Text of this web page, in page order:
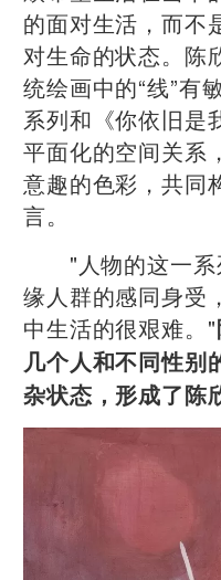
的面对生活，而不
对生命的状态。陈
统绘画中的“线”有
系列和《你依旧是
平面化的空间关系
意趣的色彩，共同
言。
"人物的这一系
缘人群的感同身受
中生活的很艰难。"
几个人和不同性别
杂状态，形成了陈